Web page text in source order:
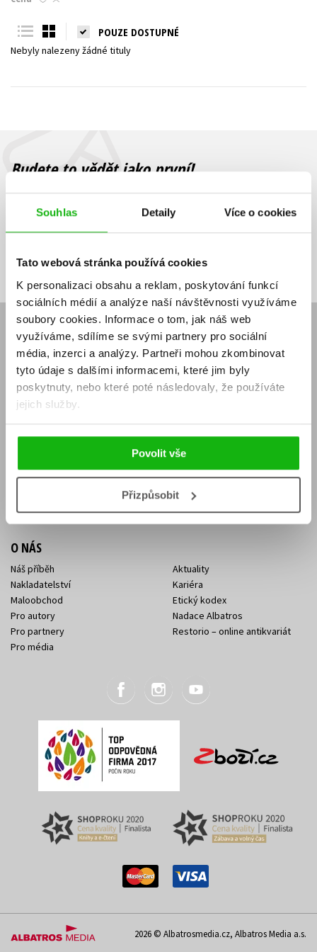
Souhlas Detaily Více o cookies
Tato webová stránka používá cookies
K personalizaci obsahu a reklam, poskytování funkcí
sociálních médií a analýze naší návštěvnosti využíváme
soubory cookies. Informace o tom, jak náš web
využíváme, sdílíme se svými partnery pro sociální
média, inzerci a analýzy. Partneři mohou zkombinovat
tyto údaje s dalšími informacemi, které jim byly
poskytnuty, nebo které poté následovaly, že používáte
jejich služby.
Povolit vše
Přizpůsobit
Young adult (SK)
Všechny tituly
POUZE DOSTUPNÉ
Nebyly nalezeny žádné tituly
Budete to vědět jako první!
Zajímá Vás, jaký knižní hit právě vychází, na jaké zboží je výhodná
sleva, jaká běží soutěž o ceny? Přihlášením k odběru našich e-
souhlasíte se zpracováním osobních údajů
mailová
adresa
mailová
adresa
Vaše e-mailová adresa Přihlásit se
E-SHOP
Aktuality
Naši autoři
Obchodní podmínky
Jak nakoupit
Knižní novinky
Dárkové poukazy
Affiliate program
KONTAKTY
Sídlo společnosti
Kontakty Albatros Media
O NÁS
Náš příběh
Nakladatelství
Maloobchod
Pro autory
Pro partnery
Pro média
Aktuality
Kariéra
Etický kodex
Nadace Albatros
Restorio – online antikvariát
2026 © Albatrosmedia.cz, Albatros Media a.s.